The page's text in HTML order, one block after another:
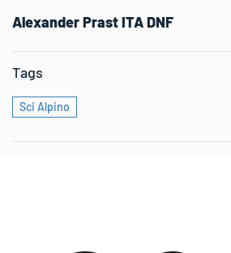
Alexander Prast ITA DNF
Tags
Sci Alpino